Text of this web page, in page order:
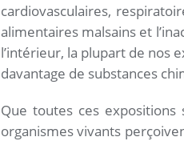
cardiovasculaires,
alimentaires malsains et
l’intérieur, la plupart de nos
davantage de substances
Que toutes ces
organismes vivants